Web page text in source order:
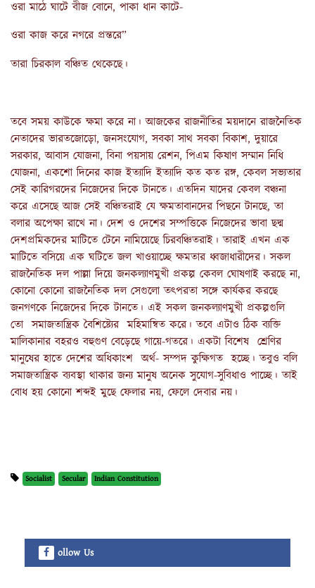
ওরা মাঠে ঘাটে বীজ বোনে, পাকা ধান কাটে-
ওরা কাজ করে নগরে প্রন্তরে”
তারা চিরকাল বঞ্চিত থেকেছে।
তবে সময় কাউকে ক্ষমা করে না। আজকের রাজনীতির ময়দানে রাজনৈতিক
নেতাদের ভারতজোড়ো, জনসংযোগ, সবকা সাথ সবকা বিকাশ, দুয়ারে
সরকার, আবাস যোজনা, বিনা পয়সায় রেশন, পিএম কিষাণ সম্মান নিধি
যোজনা, একশো দিনের কাজ ইত্যাদি ইত্যাদি কত কত রঙ্গ, কেবল সভ্যতার
সেই কারিগরদের নিজেদের দিকে টানতে। এতদিন যাদের কেবল বঞ্চনা
করে এসেছে আজ সেই বঞ্চিতরাই যে ক্ষমতাবানদের পিছনে টানছে, তা
বলার অপেক্ষা রাখে না। দেশ ও দেশের সম্পত্তিকে নিজেদের ভাবা ছদ্ম
দেশপ্রমিকদের মাটিতে টেনে নামিয়েছে চিরবঞ্চিতরাই। তারাই এখন এক
মাটিতে বসিয়ে এক ঘটিতে জল খাওয়াচ্ছে ক্ষমতার ধ্বজাধারীদের। সকল
রাজনৈতিক দল পাল্লা দিয়ে জনকল্যাণমুখী প্রকল্প কেবল ঘোষণাই করছে না,
কোনো কোনো রাজনৈতিক দল সেগুলো তৎপরতা সঙ্গে কার্যকর করছে
জনগণকে নিজেদের দিকে টানতে। এই সকল জনকল্যাণমুখী প্রকল্পগুলি
তো সমাজতান্ত্রিক বৈশিষ্ট্যের মহিমান্বিত করে। তবে এটাও ঠিক ব্যক্তি
মালিকানার বহরও বহুগুণ বেড়েছে গায়ে-গতরে। একটা বিশেষ শ্রেণির
মানুষের হাতে দেশের অধিকাংশ অর্থ- সম্পদ কুক্ষিগত হচ্ছে। তবুও বলি
সমাজতান্ত্রিক ব্যবস্থা থাকার জন্য মানুষ অনেক সুযোগ-সুবিধাও পাচ্ছে। তাই
বোধ হয় কোনো শব্দই মুছে ফেলার নয়, ফেলে দেবার নয়।
Socialist Secular Indian Constitution
ollow Us